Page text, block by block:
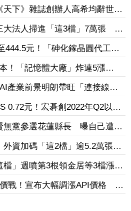
天下》雜誌創辦人高希均辭世
大法人掃進「這3檔」7萬張 砸
南亞科
444.5元！「砷化鎵晶圓代工
半新高 1.6T光通訊開始貢獻營
！「記憶體大廠」炸連5漲
萬張抱回31.5億元
產業前景明朗帶旺「連接線束
目標價喊上3665元
0.72元！宏碁創2022年Q2以來
AI PC新品
無黨參選花蓮縣長 曝自己遭打
還被投毒「次氯酸鈉」
外資加碼「這2檔」逾5.2萬張
元、近5日大漲40%
檔」週噴第3根領金居等3檔漲
、景碩累漲48%
戰！宣布大幅調漲API價格 AI